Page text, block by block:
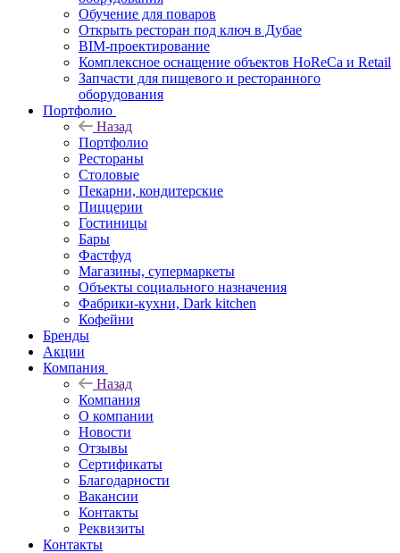
Обучение для поваров
Открыть ресторан под ключ в Дубае
BIM-проектирование
Комплексное оснащение объектов HoReCa и Retail
Запчасти для пищевого и ресторанного
оборудования
Портфолио
Назад
Портфолио
Рестораны
Столовые
Пекарни, кондитерские
Пиццерии
Гостиницы
Бары
Фастфуд
Магазины, супермаркеты
Объекты социального назначения
Фабрики-кухни, Dark kitchen
Кофейни
Бренды
Акции
Компания
Назад
Компания
О компании
Новости
Отзывы
Сертификаты
Благодарности
Вакансии
Контакты
Реквизиты
Контакты